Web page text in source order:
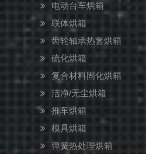
电动台车烘箱
联体烘箱
齿轮轴承热套烘箱
硫化烘箱
复合材料固化烘箱
洁净/无尘烘箱
推车烘箱
模具烘箱
弹簧热处理烘箱